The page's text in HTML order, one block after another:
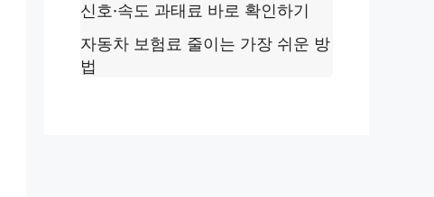
신호·속도 과태료 바로 확인하기
자동차 보험료 줄이는 가장 쉬운 방
법